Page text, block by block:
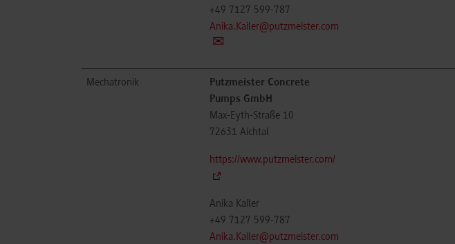
+49 7127 599-787
Anika.Kailer@putzmeister.com
Mechatronik
Putzmeister Concrete
Pumps GmbH
Max-Eyth-Straße 10
72631 Aichtal
https://www.putzmeister.com/
Anika Kailer
+49 7127 599-787
Anika.Kailer@putzmeister.com